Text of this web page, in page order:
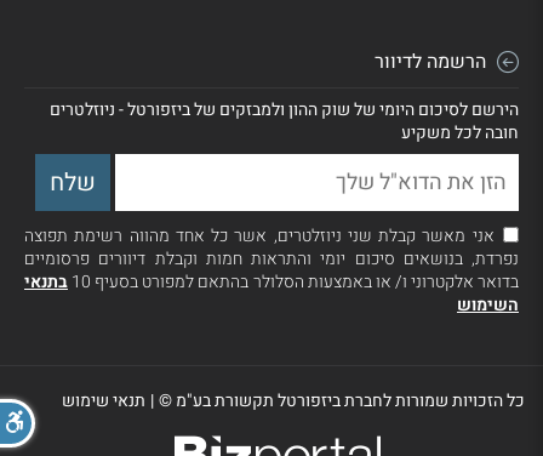
הרשמה לדיוור
הירשם לסיכום היומי של שוק ההון ולמבזקים של ביזפורטל - ניוזלטרים
חובה לכל משקיע
אני מאשר קבלת שני ניוזלטרים, אשר כל אחד מהווה רשימת תפוצה
נפרדת, בנושאים סיכום יומי והתראות חמות וקבלת דיוורים פרסומיים
בדואר אלקטרוני ו/ או באמצעות הסלולר בהתאם למפורט בסעיף 10
בתנאי
השימוש
כל הזכויות שמורות לחברת ביזפורטל תקשורת בע"מ ©| תנאי שימוש